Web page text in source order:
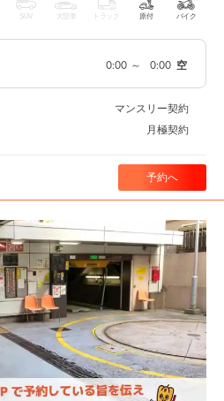
SUV 大型車 トラック 原付 バイク
0:00 ～ 0:00 空
マンスリー契約
月極契約
予約へ